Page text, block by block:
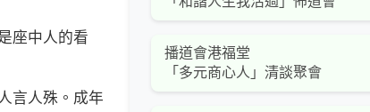
座中人的看
言人殊。成年
播道會港福堂
「多元商心人」清談聚會